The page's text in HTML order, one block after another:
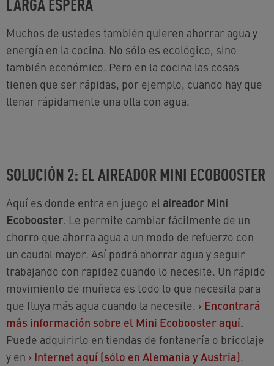
Muchos de ustedes también quieren ahorrar agua y
energía en la cocina. No sólo es ecológico, sino
también económico. Pero en la cocina las cosas
tienen que ser rápidas, por ejemplo, cuando hay que
llenar rápidamente una olla con agua.
SOLUCIÓN 2: EL AIREADOR MINI ECOBOOSTER
Aquí es donde entra en juego el aireador Mini
Ecobooster. Le permite cambiar fácilmente de un
chorro que ahorra agua a un modo de refuerzo con
un caudal mayor. Así podrá ahorrar agua y seguir
trabajando con rapidez cuando lo necesite. Un rápido
movimiento de muñeca es todo lo que necesita para
que fluya más agua cuando la necesite. › Encontrará
más información sobre el Mini Ecobooster aquí.
Puede adquirirlo en tiendas de fontanería o bricolaje
y en › Internet aquí (sólo en Alemania y Austria).